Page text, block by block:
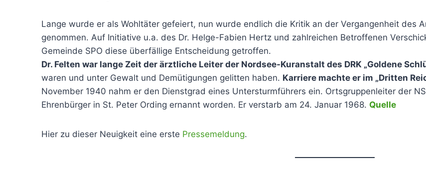
Lange wurde er als Wohltäter gefeiert, nun wurde endlich die Kritik an der Vergangenheit des
genommen. Auf Initiative u.a. des Dr. Helge-Fabien Hertz und zahlreichen Betroffenen
Gemeinde SPO diese überfällige Entscheidung getroffen.
Dr. Felten war lange Zeit der ärztliche Leiter der Nordsee-Kuranstalt des DRK „Goldene
waren und unter Gewalt und Demütigungen gelitten haben. Karriere machte er im „Dritten
November 1940 nahm er den Dienstgrad eines Untersturmführers ein. Ortsgruppenleiter der
Ehrenbürger in St. Peter Ording ernannt worden. Er verstarb am 24. Januar 1968. Quelle
Hier zu dieser Neuigkeit eine erste Pressemeldung.